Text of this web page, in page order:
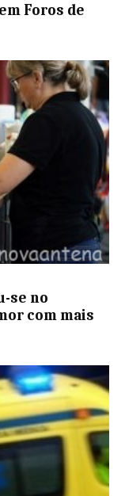
Foros de
se no
com mais